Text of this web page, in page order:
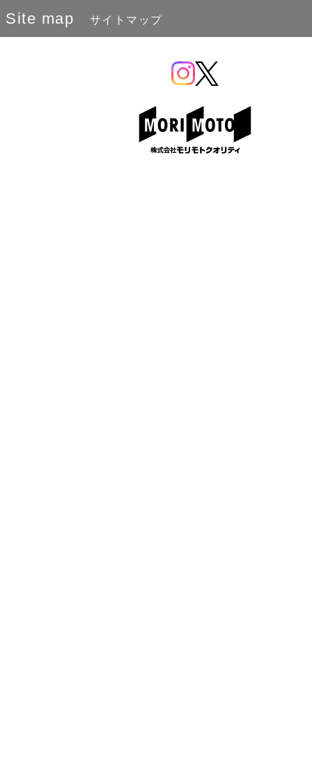
Site map サイトマップ